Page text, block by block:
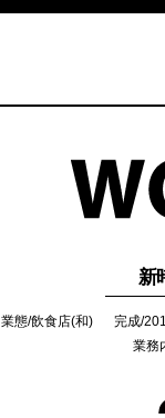
新
業態/飲食店(和)
完成/
業務